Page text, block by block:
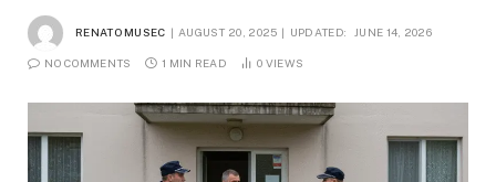
RENATO MUSEC AUGUST 20, 2025 UPDATED: JUNE 14, 2026
NO COMMENTS 1 MIN READ 0 VIEWS